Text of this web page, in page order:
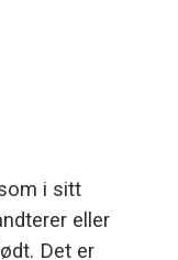
i sitt
eller
Det er